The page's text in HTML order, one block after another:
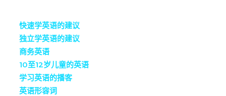
快速学英语的建议
独立学英语的建议
商务英语
10至12岁儿童的英语
学习英语的播客
英语形容词